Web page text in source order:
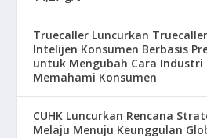
Truecaller Luncurkan
Intelijen Konsumen Berbasis
untuk Mengubah Cara Industri
Memahami Konsumen
CUHK Luncurkan Rencana
Melaju Menuju Keunggulan